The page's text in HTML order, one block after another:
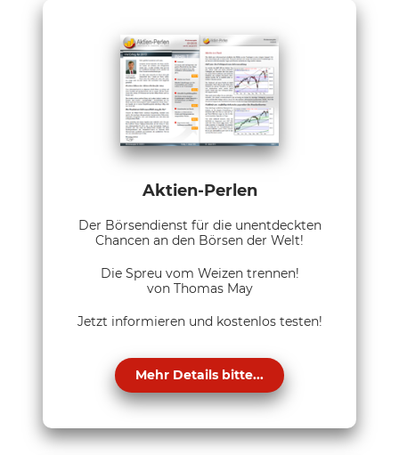
Aktien-Perlen
Der Börsendienst für die unentdeckten
Chancen an den Börsen der Welt!
Die Spreu vom Weizen trennen!
von Thomas May
Jetzt informieren und kostenlos testen!
Mehr Details bitte...